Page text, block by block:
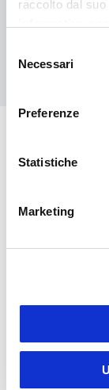
raccolto dal
delNecessari
Preferenze
Statistiche
Marketing